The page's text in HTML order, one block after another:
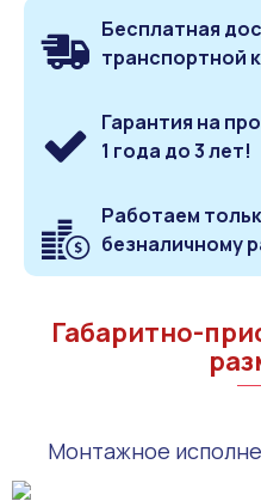
Бесплатная
транспортной
Гарантия на
1 года до 3 лет!
Работаем
безналичному
Габаритно-
Монтажное